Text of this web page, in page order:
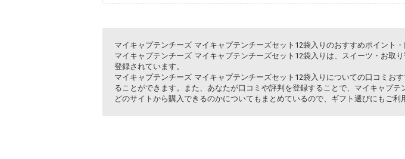
マイキャプテンチーズ マイキャプテンチーズセット12袋入りのおすすめポイント
マイキャプテンチーズ マイキャプテンチーズセット12袋入りは、スイーツ・お取
登録されています。
マイキャプテンチーズ マイキャプテンチーズセット12袋入りについての口コミお
ることができます。また、あなたが口コミや評判を登録することで、マイキャプテ
どのサイトから購入できるのかについてもまとめているので、ギフト選びにもご利